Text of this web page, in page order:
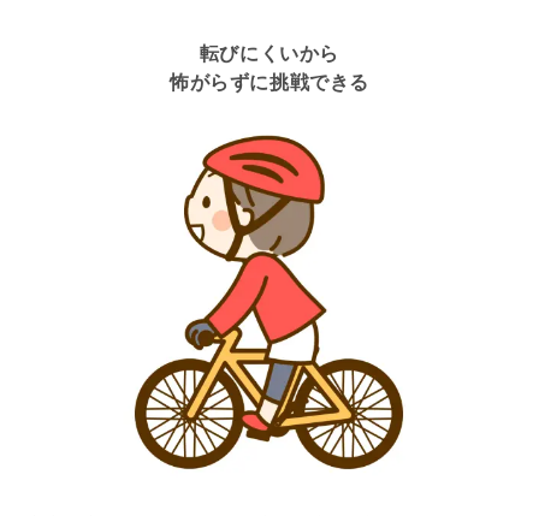
転びにくいから
怖がらずに挑戦できる